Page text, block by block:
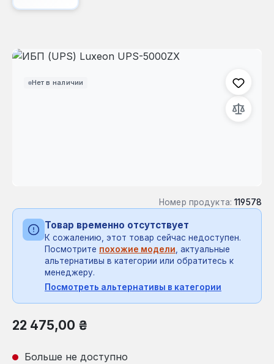
Нет в наличии
Пропустить галерею изображений
Номер продукта: 119578
Товар временно отсутствует
К сожалению, этот товар сейчас недоступен.
Посмотрите похожие модели, актуальные
альтернативы в категории или обратитесь к
менеджеру.
Посмотреть альтернативы в категории
Обычная цена:
22 475,00 ₴
Больше не доступно